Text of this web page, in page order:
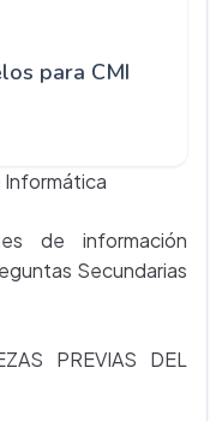
para CMI
Informática
de información
Secundarias
PREVIAS DEL